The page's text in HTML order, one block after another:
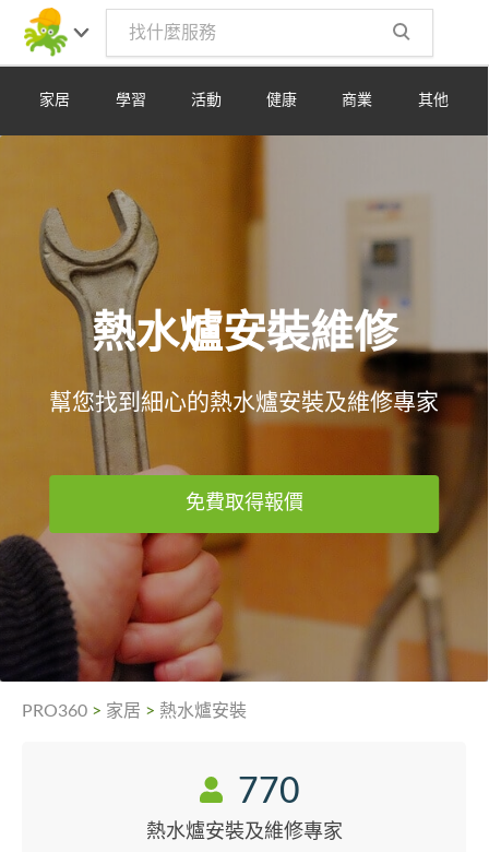
家居 學習 活動 健康 商業 其他
熱水爐安裝維修
幫您找到細心的熱水爐安裝及維修專家
免費取得報價
PRO360 > 家居 > 熱水爐安裝
770
熱水爐安裝及維修專家